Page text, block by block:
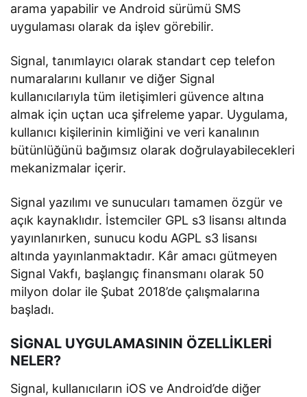
arama yapabilir ve Android sürümü SMS
uygulaması olarak da işlev görebilir.
Signal, tanımlayıcı olarak standart cep telefon
numaralarını kullanır ve diğer Signal
kullanıcılarıyla tüm iletişimleri güvence altına
almak için uçtan uca şifreleme yapar. Uygulama,
kullanıcı kişilerinin kimliğini ve veri kanalının
bütünlüğünü bağımsız olarak doğrulayabilecekleri
mekanizmalar içerir.
Signal yazılımı ve sunucuları tamamen özgür ve
açık kaynaklıdır. İstemciler GPL s3 lisansı altında
yayınlanırken, sunucu kodu AGPL s3 lisansı
altında yayınlanmaktadır. Kâr amacı gütmeyen
Signal Vakfı, başlangıç finansmanı olarak 50
milyon dolar ile Şubat 2018’de çalışmalarına
başladı.
SİGNAL UYGULAMASININ ÖZELLİKLERİ
NELER?
Signal, kullanıcıların iOS ve Android’de diğer